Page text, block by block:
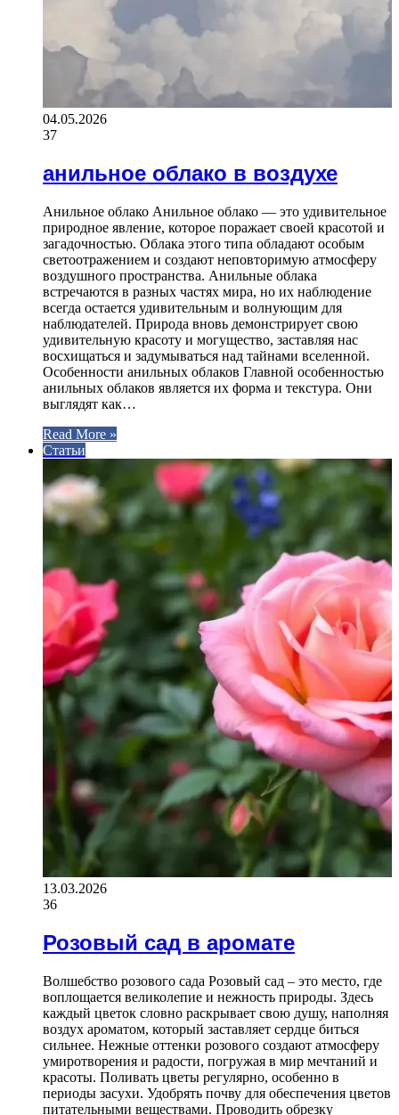
04.05.2026
37
анильное облако в воздухе
Анильное облако Анильное облако — это удивительное
природное явление, которое поражает своей красотой и
загадочностью. Облака этого типа обладают особым
светоотражением и создают неповторимую атмосферу
воздушного пространства. Анильные облака
встречаются в разных частях мира, но их наблюдение
всегда остается удивительным и волнующим для
наблюдателей. Природа вновь демонстрирует свою
удивительную красоту и могущество, заставляя нас
восхищаться и задумываться над тайнами вселенной.
Особенности анильных облаков Главной особенностью
анильных облаков является их форма и текстура. Они
выглядят как…
Read More »
Статьи
13.03.2026
36
Розовый сад в аромате
Волшебство розового сада Розовый сад – это место, где
воплощается великолепие и нежность природы. Здесь
каждый цветок словно раскрывает свою душу, наполняя
воздух ароматом, который заставляет сердце биться
сильнее. Нежные оттенки розового создают атмосферу
умиротворения и радости, погружая в мир мечтаний и
красоты. Поливать цветы регулярно, особенно в
периоды засухи. Удобрять почву для обеспечения цветов
питательными веществами. Проводить обрезку